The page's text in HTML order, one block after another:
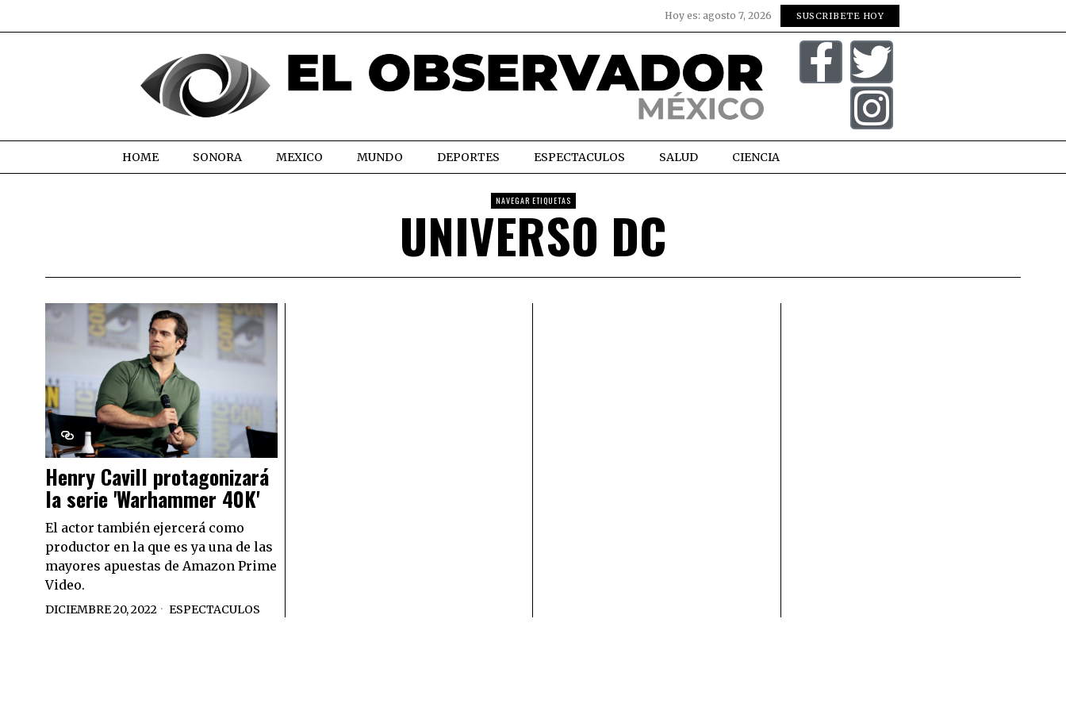
Hoy es: agosto 7, 2026 SUSCRIBETE HOY
HOME SONORA MEXICO MUNDO DEPORTES ESPECTACULOS SALUD CIENCIA
NAVEGAR ETIQUETAS
UNIVERSO DC
Henry Cavill protagonizará
la serie 'Warhammer 40K'
El actor también ejercerá como
productor en la que es ya una de las
mayores apuestas de Amazon Prime
Video.
DICIEMBRE 20, 2022 ESPECTACULOS